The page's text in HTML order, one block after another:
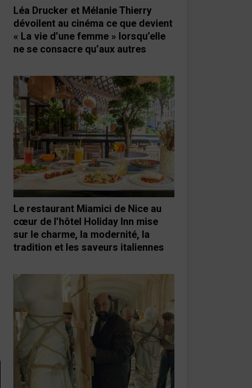
Léa Drucker et Mélanie Thierry
dévoilent au cinéma ce que devient
« La vie d’une femme » lorsqu’elle
ne se consacre qu’aux autres
Le restaurant Miamici de Nice au
cœur de l’hôtel Holiday Inn mise
sur le charme, la modernité, la
tradition et les saveurs italiennes